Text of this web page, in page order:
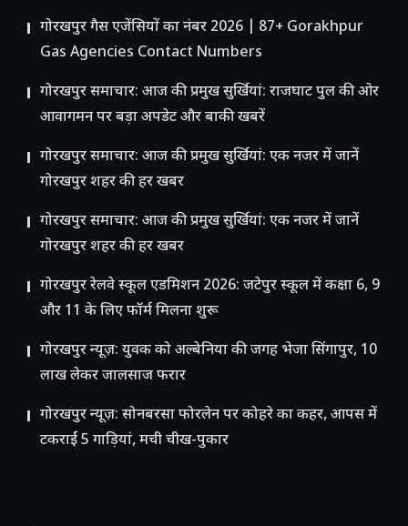
गोरखपुर गैस एजेंसियों का नंबर 2026 | 87+ Gorakhpur
Gas Agencies Contact Numbers
गोरखपुर समाचार: आज की प्रमुख सुर्खियां: राजघाट पुल की ओर
आवागमन पर बड़ा अपडेट और बाकी खबरें
गोरखपुर समाचार: आज की प्रमुख सुर्खियां: एक नजर में जानें
गोरखपुर शहर की हर खबर
गोरखपुर समाचार: आज की प्रमुख सुर्खियां: एक नजर में जानें
गोरखपुर शहर की हर खबर
गोरखपुर रेलवे स्कूल एडमिशन 2026: जटेपुर स्कूल में कक्षा 6, 9
और 11 के लिए फॉर्म मिलना शुरू
गोरखपुर न्यूज़: युवक को अल्बेनिया की जगह भेजा सिंगापुर, 10
लाख लेकर जालसाज फरार
गोरखपुर न्यूज़: सोनबरसा फोरलेन पर कोहरे का कहर, आपस में
टकराईं 5 गाड़ियां, मची चीख-पुकार